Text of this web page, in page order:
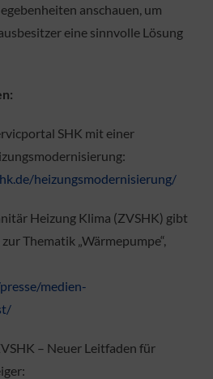
anschauen, um
eine sinnvolle Lösung
SHK mit einer
heizungsmodernisierung/
Heizung Klima (ZVSHK) gibt
Thematik „Wärmepumpe“,
medien-
– Neuer Leitfaden für